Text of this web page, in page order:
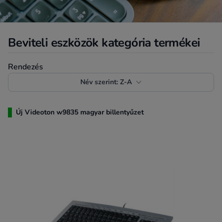
Beviteli eszközök kategória termékei
Termékek rendezése
Rendezés
Név szerint: Z-A
Új Videoton w9835 magyar billentyűzet